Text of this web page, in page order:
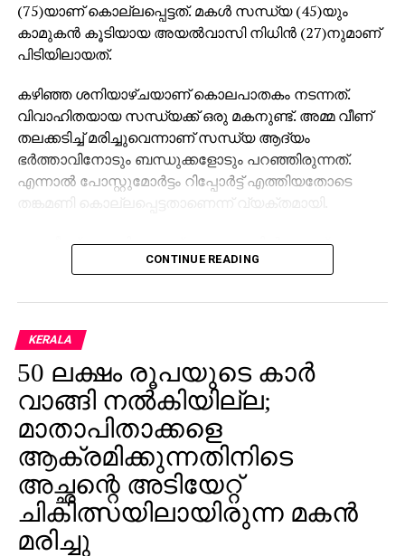
(75)യാണ് കൊല്ലപ്പെട്ടത്. മകള്‍ സന്ധ്യ (45)യും
കാമുകന്‍ കൂടിയായ അയല്‍വാസി നിധിന്‍ (27)നുമാണ്
പിടിയിലായത്.
കഴിഞ്ഞ ശനിയാഴ്ചയാണ് കൊലപാതകം നടന്നത്.
വിവാഹിതയായ സന്ധ്യക്ക് ഒരു മകനുണ്ട്. അമ്മ വീണ്
തലക്കടിച്ച് മരിച്ചുവെന്നാണ് സന്ധ്യ ആദ്യം
ഭര്‍ത്താവിനോടും ബന്ധുക്കളോടും പറഞ്ഞിരുന്നത്.
എന്നാല്‍ പോസ്റ്റുമോര്‍ട്ടം റിപ്പോര്‍ട്ട് എത്തിയതോടെ
തങ്കമണി കൊല്ലപ്പെട്ടതാണെന്ന് വ്യക്തമായി.
പോലീസ് നടത്തിയ അന്വേഷണത്തില്‍ സന്ധ്യയും
നിധിനും ചേര്‍ന്നാണ് തങ്കമണിയെ
തട്ടിയെടുക്കുന്നതിനായാണ് ഇരുവരും അമ്മയെ
തലയ്ക്കടിച്ച് കൊലപ്പെടുത്തിയത്. തുടര്‍ന്ന് മൃതദേഹം
രാത്രിയില്‍ പറമ്പിലേക്ക് കൊണ്ടുപോയി
ഉപേക്ഷിക്കുകയായിരുന്നു.
CONTINUE READING
KERALA
50 ലക്ഷം രൂപയുടെ കാര്‍
വാങ്ങി നല്‍കിയില്ല;
മാതാപിതാക്കളെ
ആക്രമിക്കുന്നതിനിടെ
അച്ഛന്റെ അടിയേറ്റ്
ചികിത്സയിലായിരുന്ന മകന്‍
മരിച്ചു